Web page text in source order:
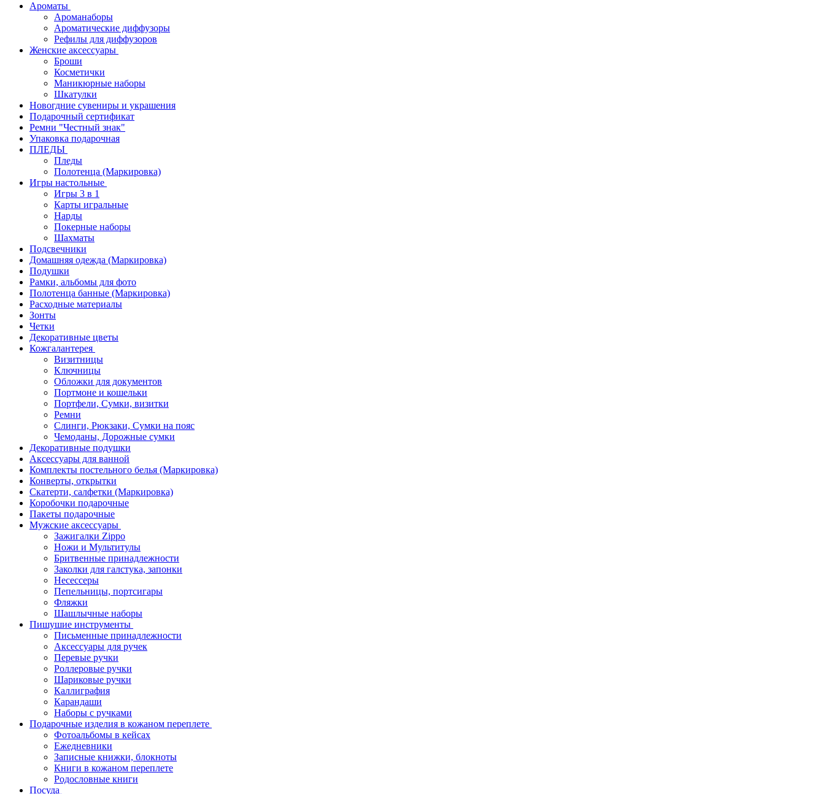
Ароматы
Ароманаборы
Ароматические диффузоры
Рефилы для диффузоров
Женские аксессуары
Броши
Косметички
Маникюрные наборы
Шкатулки
Новогдние сувениры и украшения
Подарочный сертификат
Ремни "Честный знак"
Упаковка подарочная
ПЛЕДЫ
Пледы
Полотенца (Маркировка)
Игры настольные
Игры 3 в 1
Карты игральные
Нарды
Покерные наборы
Шахматы
Подсвечники
Домашняя одежда (Маркировка)
Подушки
Рамки, альбомы для фото
Полотенца банные (Маркировка)
Расходные материалы
Зонты
Четки
Декоративные цветы
Кожгалантерея
Визитницы
Ключницы
Обложки для документов
Портмоне и кошельки
Портфели, Сумки, визитки
Ремни
Слинги, Рюкзаки, Сумки на пояс
Чемоданы, Дорожные сумки
Декоративные подушки
Аксессуары для ванной
Комплекты постельного белья (Маркировка)
Конверты, открытки
Скатерти, салфетки (Маркировка)
Коробочки подарочные
Пакеты подарочные
Мужские аксессуары
Зажигалки Zippo
Ножи и Мультитулы
Бритвенные принадлежности
Заколки для галстука, запонки
Несессеры
Пепельницы, портсигары
Фляжки
Шашлычные наборы
Пишушие инструменты
Письменные принадлежности
Аксессуары для ручек
Перевые ручки
Роллеровые ручки
Шариковые ручки
Каллиграфия
Карандаши
Наборы с ручками
Подарочные изделия в кожаном переплете
Фотоальбомы в кейсах
Ежедневники
Записные книжки, блокноты
Книги в кожаном переплете
Родословные книги
Посуда